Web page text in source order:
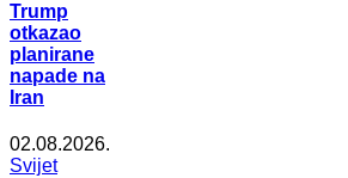
Trump
otkazao
planirane
napade na
Iran
02.08.2026.
Svijet